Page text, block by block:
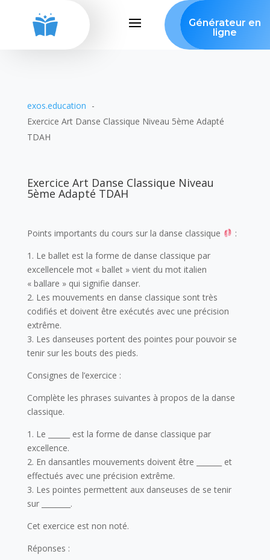
Générateur en
ligne
exos.education
Exercice Art Danse Classique Niveau 5ème Adapté
TDAH
Exercice Art Danse Classique Niveau
5ème Adapté TDAH
Points importants du cours sur la danse classique
:
1. Le ballet est la forme de danse classique par
excellencele mot « ballet » vient du mot italien
« ballare » qui signifie danser.
2. Les mouvements en danse classique sont très
codifiés et doivent être exécutés avec une précision
extrême.
3. Les danseuses portent des pointes pour pouvoir se
tenir sur les bouts des pieds.
Consignes de l’exercice :
Complète les phrases suivantes à propos de la danse
classique.
1. Le ______ est la forme de danse classique par
excellence.
2. En dansantles mouvements doivent être _______ et
effectués avec une précision extrême.
3. Les pointes permettent aux danseuses de se tenir
sur ________.
Cet exercice est non noté.
Réponses :